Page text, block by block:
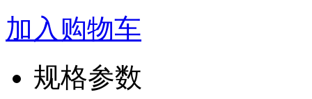
加入购物车
规格参数